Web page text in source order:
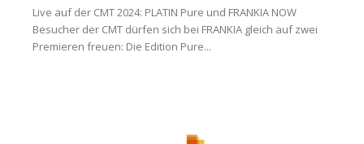
Live auf der CMT 2024: PLATIN Pure und FRANKIA NOW
Besucher der CMT dürfen sich bei FRANKIA gleich auf zwei
Premieren freuen: Die Edition Pure...